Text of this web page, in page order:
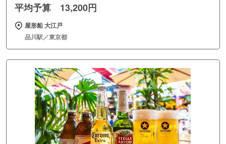
平均予算 13,200円
屋形船 大江戸
品川駅／東京都